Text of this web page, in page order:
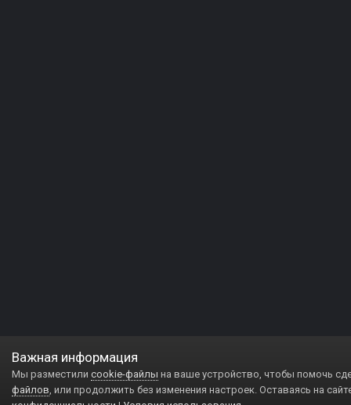
Важная информация
Мы разместили cookie-файлы на ваше устройство, чтобы помочь
файлов, или продолжить без изменения настроек. Оставаясь на